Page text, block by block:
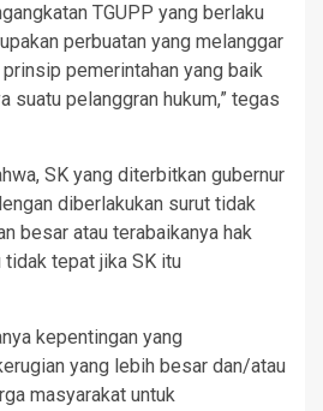
TGUPP yang berlaku
perbuatan yang melanggar
pemerintahan yang baik
suatu pelanggran hukum,” tegas
SK yang diterbitkan gubernur
diberlakukan surut tidak
besar atau terabaikanya hak
tidak tepat jika SK itu
kepentingan yang
yang lebih besar dan/atau
masyarakat untuk